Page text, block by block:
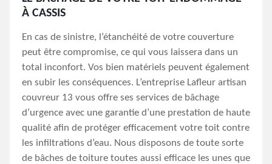
À CASSIS
En cas de sinistre, l’étanchéité de votre couverture
peut être compromise, ce qui vous laissera dans un
total inconfort. Vos bien matériels peuvent également
en subir les conséquences. L’entreprise Lafleur artisan
couvreur 13 vous offre ses services de bâchage
d’urgence avec une garantie d’une prestation de haute
qualité afin de protéger efficacement votre toit contre
les infiltrations d’eau. Nous disposons de toute sorte
de bâches de toiture toutes aussi efficace les unes que